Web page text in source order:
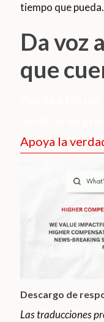
tiempo que pueda.
Da voz
que
Apoya la
Descargo de
Las traducciones